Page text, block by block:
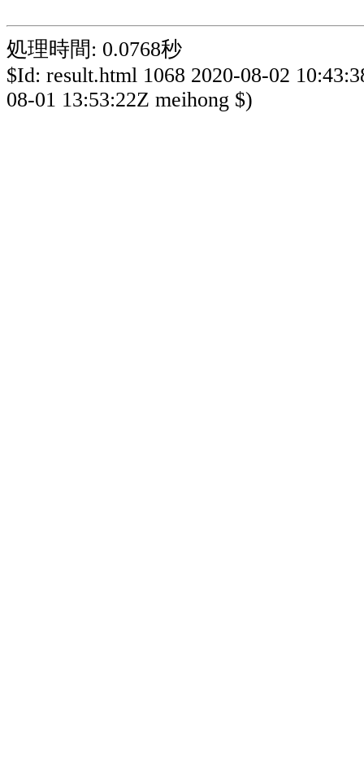
処理時間: 0.0768秒
$Id: result.html 1068 2020-08-02
08-01 13:53:22Z meihong $)